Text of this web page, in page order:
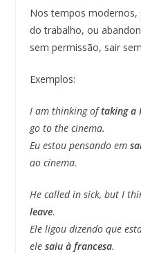
Nos tempos
do trabalho, ou
sem permissão, sair
Exemplos:
I am thinking oftaking a
go to the cinema.
Eu estou pensando em
ao cinema.
He called in sick, but I
leave.
Ele ligou dizendo que
ele saiu à francesa.